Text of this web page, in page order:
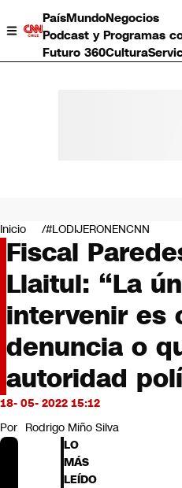
PaísMundoNegocios
Podcast y Programas
Futuro 360Cultura
Negocios
Deportes
Programas completos
Cultura
Servicios
Bits
CNN tiempo
Futuro 360
Opinión
Inicio #LODIJERONENCNN
Fiscal
Llaitul: “La
intervenir es
denuncia o
autoridad
18- 05- 2022 15:12
Por Rodrigo Miño Silva
LO
MÁS
LEÍDO